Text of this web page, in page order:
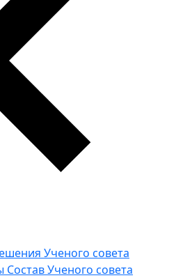
Ученого совета
Состав Ученого совета